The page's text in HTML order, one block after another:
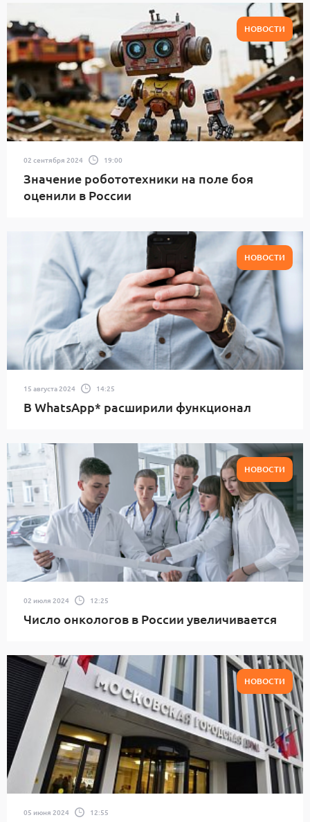
НОВОСТИ
02 сентября 2024 19:00
Значение робототехники на поле боя
оценили в России
НОВОСТИ
15 августа 2024 14:25
В WhatsApp* расширили функционал
НОВОСТИ
02 июля 2024 12:25
Число онкологов в России увеличивается
НОВОСТИ
05 июня 2024 12:55